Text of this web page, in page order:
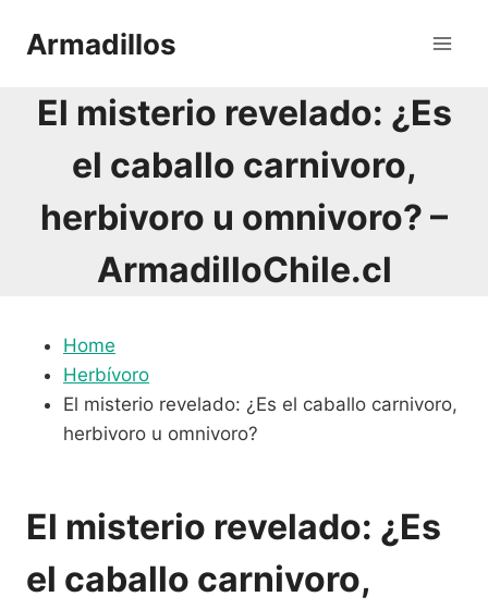
Armadillos
El misterio revelado: ¿Es
el caballo carnivoro,
herbivoro u omnivoro? –
ArmadilloChile.cl
Home
Herbívoro
El misterio revelado: ¿Es el caballo carnivoro,
herbivoro u omnivoro?
El misterio revelado: ¿Es
el caballo carnivoro,